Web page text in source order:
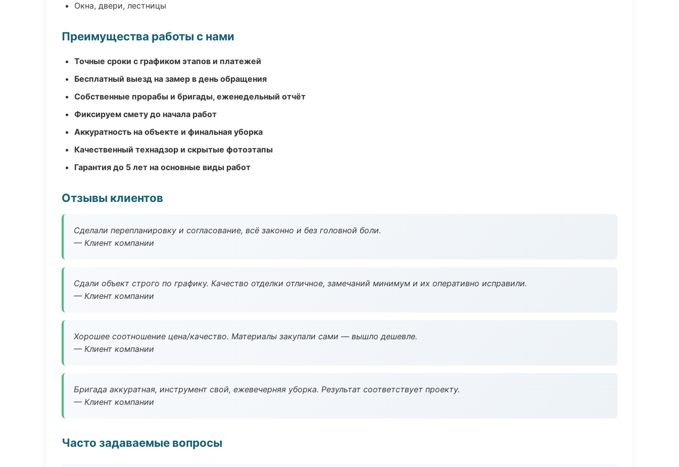
Окна, двери, лестницы
Преимущества работы с нами
Точные сроки с графиком этапов и платежей
Бесплатный выезд на замер в день обращения
Собственные прорабы и бригады, еженедельный отчёт
Фиксируем смету до начала работ
Аккуратность на объекте и финальная уборка
Качественный технадзор и скрытые фотоэтапы
Гарантия до 5 лет на основные виды работ
Отзывы клиентов
Сделали перепланировку и согласование, всё законно и без головной боли.
— Клиент компании
Сдали объект строго по графику. Качество отделки отличное, замечаний минимум и их оперативно исправили.
— Клиент компании
Хорошее соотношение цена/качество. Материалы закупали сами — вышло дешевле.
— Клиент компании
Бригада аккуратная, инструмент свой, ежевечерняя уборка. Результат соответствует проекту.
— Клиент компании
Часто задаваемые вопросы